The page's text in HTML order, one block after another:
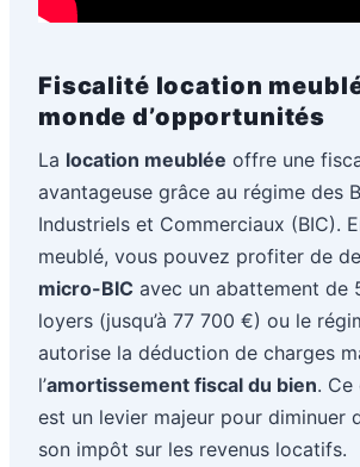
Fiscalité location
monde d’opportunités
La location meublée offre une
avantageuse grâce au régime des
Industriels et Commerciaux (BIC).
meublé, vous pouvez profiter de
micro-BIC avec un abattement de
loyers (jusqu’à 77 700 €) ou le
autorise la déduction de charges
l’amortissement fiscal du bien. Ce
est un levier majeur pour diminuer
son impôt sur les revenus locatifs.